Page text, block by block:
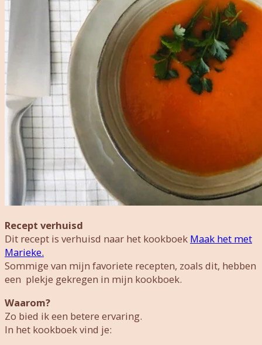
Recept verhuisd
Dit recept is verhuisd naar het kookboek Maak het met
Marieke.
Sommige van mijn favoriete recepten, zoals dit, hebben
een plekje gekregen in mijn kookboek.
Waarom?
Zo bied ik een betere ervaring.
In het kookboek vind je: